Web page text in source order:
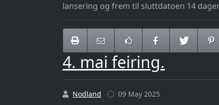
lansering og frem til sluttdatoen 14
4. mai feiring.
Nodland 09 May 2025